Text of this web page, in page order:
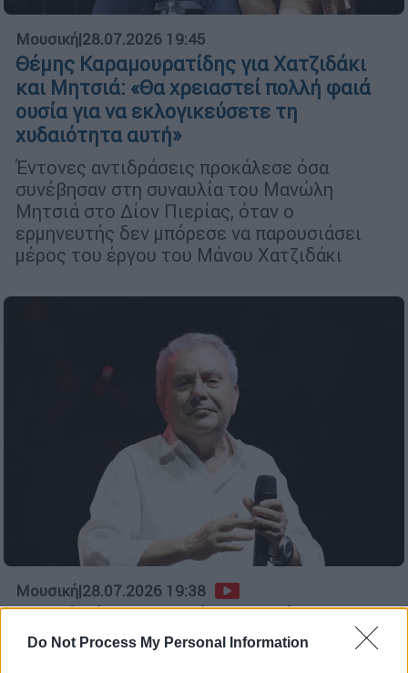
Do Not Process My Personal Information
Μουσική|28.07.2026 19:45
Θέμης Καραμουρατίδης για Χατζιδάκι
και Μητσιά: «Θα χρειαστεί πολλή φαιά
ουσία για να εκλογικεύσετε τη
χυδαιότητα αυτή»
Έντονες αντιδράσεις προκάλεσε όσα
συνέβησαν στη συναυλία του Μανώλη
Μητσιά στο Δίον Πιερίας, όταν ο
ερμηνευτής δεν μπόρεσε να παρουσιάσει
μέρος του έργου του Μάνου Χατζιδάκι
Μουσική|28.07.2026 19:38
«Ο λαός έδωσε τη λύση - Αυτά τα
τραγούδια είναι και δικά του»: Η πρώτη